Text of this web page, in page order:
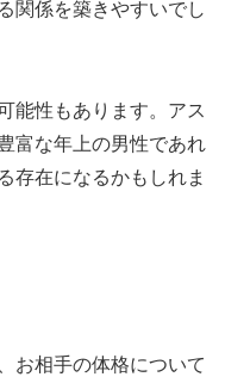
関係を築きやすいでし
能性もあります。アス
富な年上の男性であれ
存在になるかもしれま
お相手の体格について